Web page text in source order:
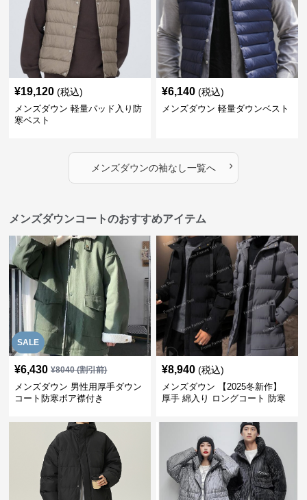
¥19,120 (税込)
メンズダウン 軽量パッド入り防
寒ベスト
¥6,140 (税込)
メンズダウン 軽量ダウンベスト
メンズダウンの袖なし一覧へ ›
メンズダウンコートのおすすめアイテム
SALE
¥6,430 ¥8040(割引前)
メンズダウン 男性用厚手ダウン
コート防寒ボア襟付き
¥8,940 (税込)
メンズダウン 【2025冬新作】
厚手 綿入り ロングコート 防寒